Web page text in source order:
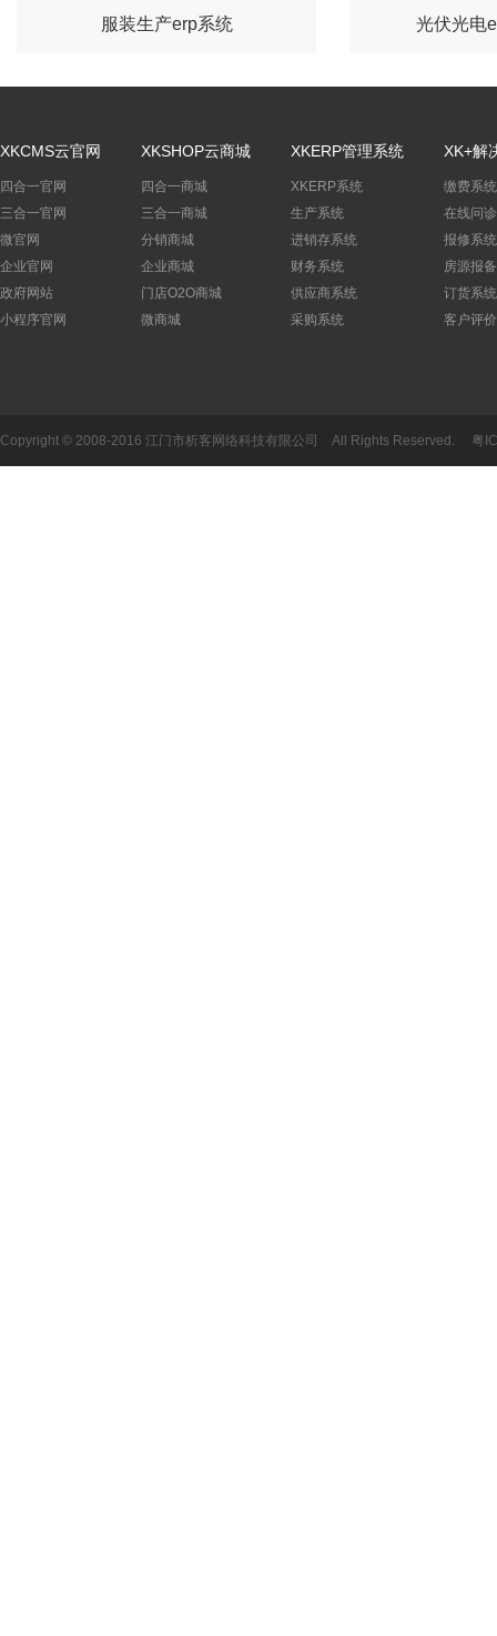
服装生产erp系统 光伏光电
XKCMS云官网
四合一官网
三合一官网
微官网
企业官网
政府网站
小程序官网
XKSHOP云商城
四合一商城
三合一商城
分销商城
企业商城
门店O2O商城
微商城
XKERP管理系统
XKERP系统
生产系统
进销存系统
财务系统
供应商系统
采购系统
XK+解
缴费系统
在线问
报修系
房源报
订货系统
客户评价
Copyright © 2008-2016 江门市析客网络科技有限公司 All Rights Reserved. 粤